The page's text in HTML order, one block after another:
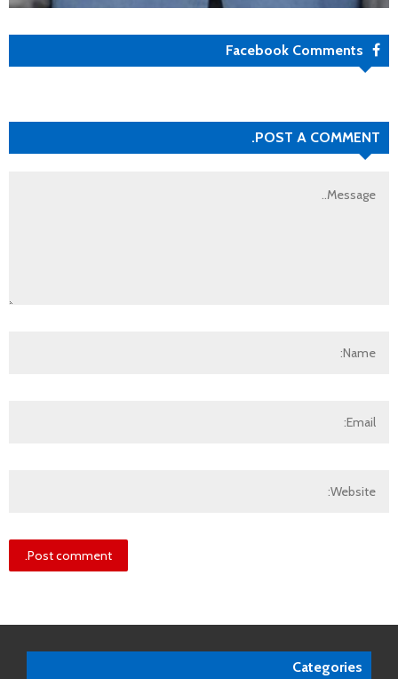
Facebook Comments
POST A COMMENT.
Categories